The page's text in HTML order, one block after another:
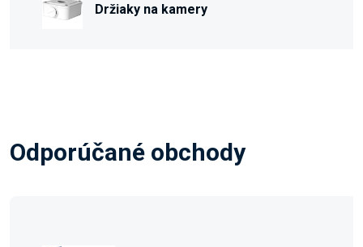
Držiaky na kamery
Odporúčané obchody